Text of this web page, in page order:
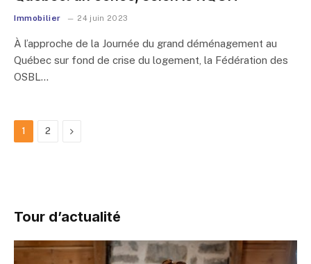
Immobilier 24 juin 2023
À l’approche de la Journée du grand déménagement au
Québec sur fond de crise du logement, la Fédération des
OSBL…
1 2 Next
Tour d’actualité